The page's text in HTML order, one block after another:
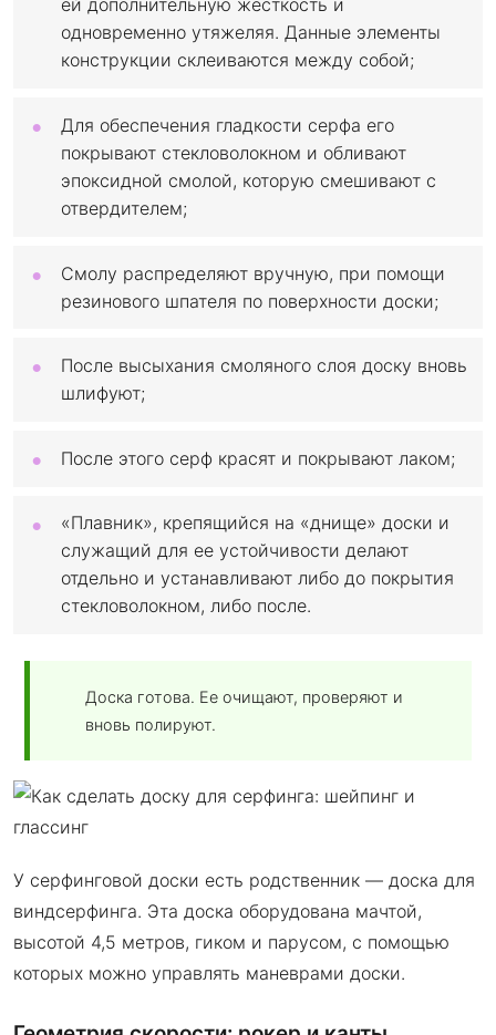
ей дополнительную жесткость и
одновременно утяжеляя. Данные элементы
конструкции склеиваются между собой;
Для обеспечения гладкости серфа его
покрывают стекловолокном и обливают
эпоксидной смолой, которую смешивают с
отвердителем;
Смолу распределяют вручную, при помощи
резинового шпателя по поверхности доски;
После высыхания смоляного слоя доску вновь
шлифуют;
После этого серф красят и покрывают лаком;
«Плавник», крепящийся на «днище» доски и
служащий для ее устойчивости делают
отдельно и устанавливают либо до покрытия
стекловолокном, либо после.
Доска готова. Ее очищают, проверяют и
вновь полируют.
У серфинговой доски есть родственник — доска для
виндсерфинга. Эта доска оборудована мачтой,
высотой 4,5 метров, гиком и парусом, с помощью
которых можно управлять маневрами доски.